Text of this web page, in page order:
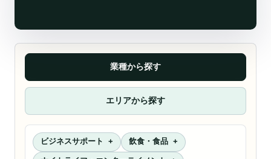
業種から探す
エリアから探す
ビジネスサポート 飲食・食品